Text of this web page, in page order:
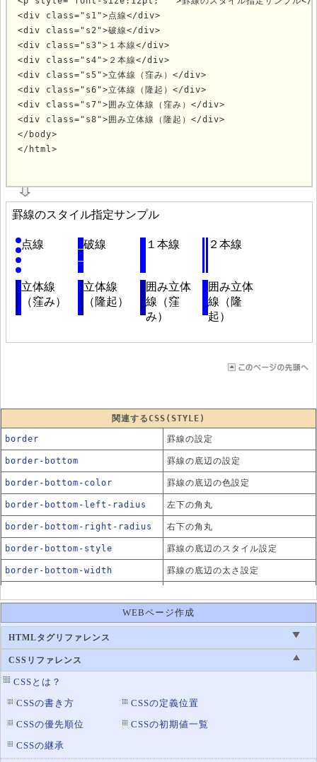
<div class="s1">点線</div>
<div class="s2">破線</div>
<div class="s3">１本線</div>
<div class="s4">２本線</div>
<div class="s5">立体線（窪み）</div>
<div class="s6">立体線（隆起）</div>
<div class="s7">囲み立体線（窪み）</div>
<div class="s8">囲み立体線（隆起）</div>
</body>
関連するCSS(STYLE)
border 罫線の設定
border-bottom 罫線の底辺の設定
border-bottom-color 罫線の底辺の色設定
border-bottom-left-radius 左下の角丸
border-bottom-right-radius 右下の角丸
border-bottom-style 罫線の底辺のスタイル設定
border-bottom-width 罫線の底辺の太さ設定
罫線の色設定
border-left
border-left-color
border-left-width
border-radius 角丸の設定
border-right 罫線の右辺の設定
border-right-color
WEBページ作成
HTMLタグリファレンス
CSSリファレンス
CSSとは？
CSSの書き方
CSSの定義位置
CSSの優先順位
CSSの初期値一覧
CSSの継承